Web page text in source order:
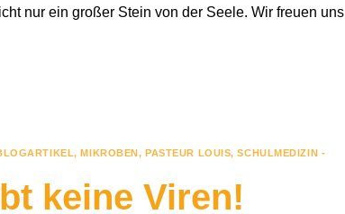
nur ein großer Stein von der Seele. Wir freuen uns
,MIKROBEN,PASTEUR LOUIS,SCHULMEDIZIN -
keine Viren!